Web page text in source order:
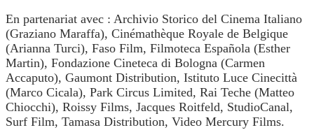
En partenariat avec : Archivio Storico del Cinema Italiano
(Graziano Maraffa), Cinémathèque Royale de Belgique
(Arianna Turci), Faso Film, Filmoteca Española (Esther
Martin), Fondazione Cineteca di Bologna (Carmen
Accaputo), Gaumont Distribution, Istituto Luce Cinecittà
(Marco Cicala), Park Circus Limited, Rai Teche (Matteo
Chiocchi), Roissy Films, Jacques Roitfeld, StudioCanal,
Surf Film, Tamasa Distribution, Video Mercury Films.